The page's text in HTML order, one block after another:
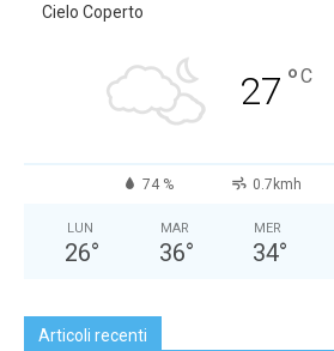
Cielo Coperto
27 °C
74 % 0.7kmh
LUN
26°
MAR
36°
MER
34°
Articoli recenti